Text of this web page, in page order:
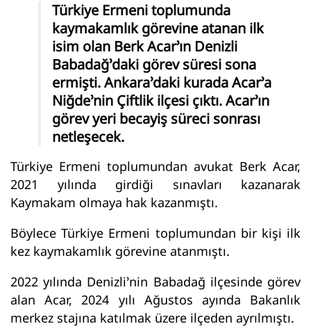
Türkiye Ermeni toplumunda
kaymakamlık görevine atanan ilk
isim olan Berk Acar’ın Denizli
Babadağ’daki görev süresi sona
ermişti. Ankara’daki kurada Acar’a
Niğde’nin Çiftlik ilçesi çıktı. Acar’ın
görev yeri becayiş süreci sonrası
netleşecek.
Türkiye Ermeni toplumundan avukat Berk Acar,
2021 yılında girdiği sınavları kazanarak
Kaymakam olmaya hak kazanmıştı.
Böylece Türkiye Ermeni toplumundan bir kişi ilk
kez kaymakamlık görevine atanmıştı.
2022 yılında Denizli’nin Babadağ ilçesinde görev
alan Acar, 2024 yılı Ağustos ayında Bakanlık
merkez stajına katılmak üzere ilçeden ayrılmıştı.